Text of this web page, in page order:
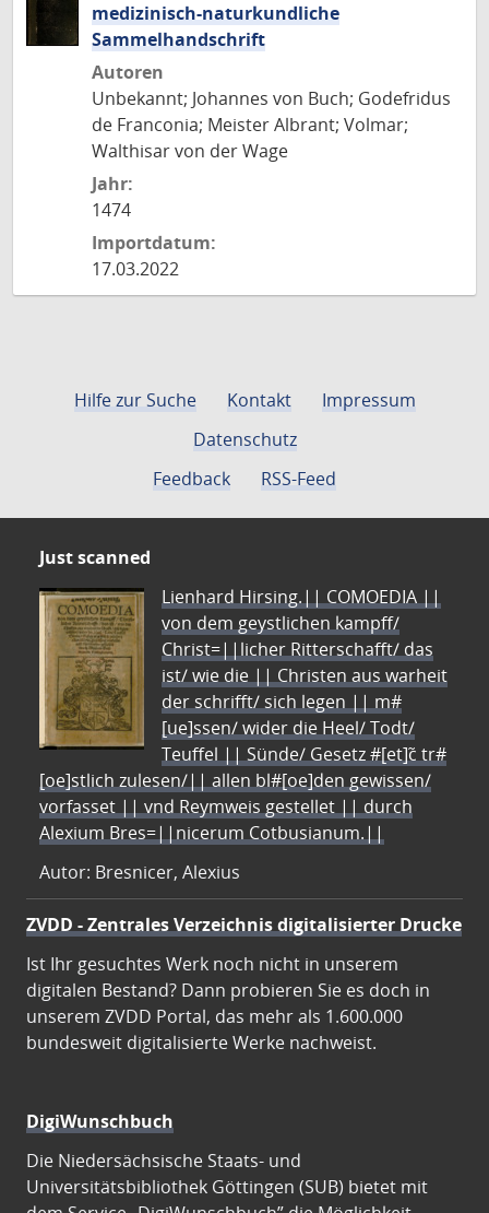
medizinisch-naturkundliche
Sammelhandschrift
Autoren
Unbekannt; Johannes von Buch; Godefridus
de Franconia; Meister Albrant; Volmar;
Walthisar von der Wage
Jahr:
1474
Importdatum:
17.03.2022
Hilfe zur Suche Kontakt
Impressum
Datenschutz
Feedback
RSS-Feed
Just scanned
Lienhard Hirsing.|| COMOEDIA ||
von dem geystlichen kampff/
Christ=||licher Ritterschafft/ das
ist/ wie die || Christen aus warheit
der schrifft/ sich legen || m#
[ue]ssen/ wider die Heel/ Todt/
Teuffel || Sünde/ Gesetz #[et]c̃ tr#
[oe]stlich zulesen/|| allen bl#[oe]den gewissen/
vorfasset || vnd Reymweis gestellet || durch
Alexium Bres=||nicerum Cotbusianum.||
Autor: Bresnicer, Alexius
ZVDD - Zentrales Verzeichnis digitalisierter Drucke
Ist Ihr gesuchtes Werk noch nicht in unserem
digitalen Bestand? Dann probieren Sie es doch in
unserem ZVDD Portal, das mehr als 1.600.000
bundesweit digitalisierte Werke nachweist.
DigiWunschbuch
Die Niedersächsische Staats- und
Universitätsbibliothek Göttingen (SUB) bietet mit